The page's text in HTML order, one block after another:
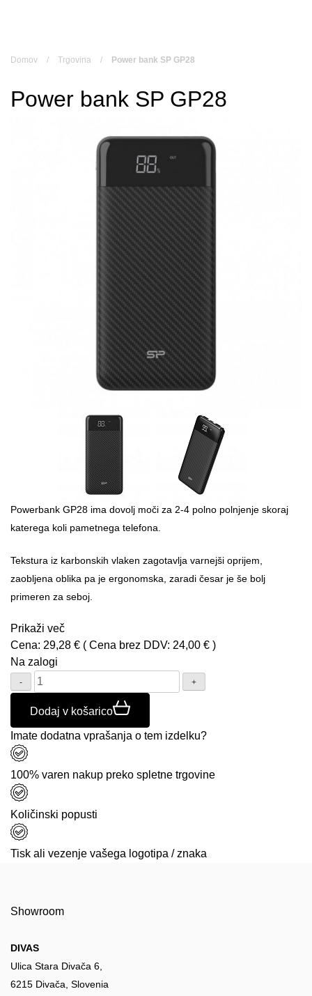
Domov / Trgovina / Power bank SP GP28
Power bank SP GP28
Powerbank GP28 ima dovolj moči za 2-4 polno polnjenje skoraj
katerega koli pametnega telefona.
Tekstura iz karbonskih vlaken zagotavlja varnejši oprijem,
zaobljena oblika pa je ergonomska, zaradi česar je še bolj
primeren za seboj.
Prikaži več
Cena: 29,28 € ( Cena brez DDV: 24,00 € )
Na zalogi
Količina:
Dodaj v košarico
Imate dodatna vprašanja o tem izdelku?
100% varen nakup preko spletne trgovine
Količinski popusti
Tisk ali vezenje vašega logotipa / znaka
Showroom
DIVAS
Ulica Stara Divača 6,
6215 Divača, Slovenia